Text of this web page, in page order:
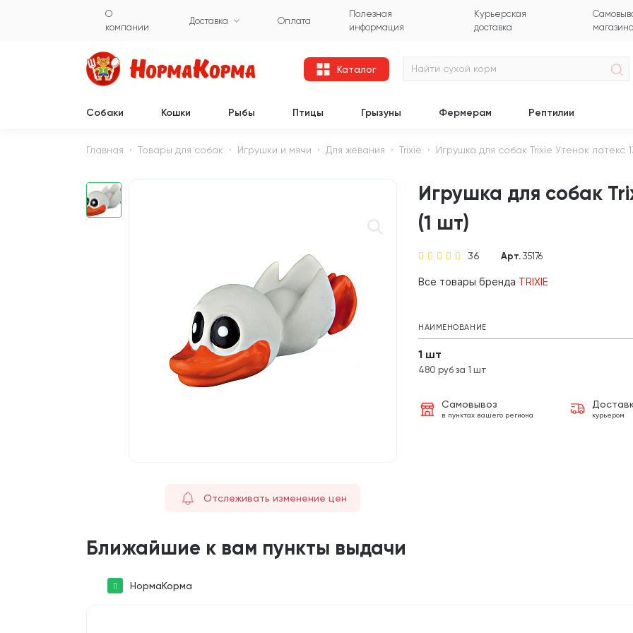
О
компании
Доставка Оплата
Полезная
информация
Курьерская
доставка
Каталог
Собаки Кошки Рыбы Птицы Грызуны Фермерам Рептилии
Главная Товары для собак Игрушки и мячи Для жевания Trixie Игрушка для собак Trixie Утенок латекс
Отслеживать изменение цен
Игрушка для собак
(1 шт)
36 Арт. 35176
Все товары бренда TRIXIE
НАИМЕНОВАНИЕ
1 шт
480 руб за 1 шт
Самовывоз
в пунктах вашего региона курьером
Ближайшие к вам пункты выдачи
НормаКорма